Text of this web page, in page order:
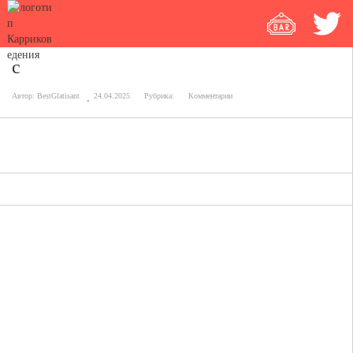
c
Автор: BestGlatisant 24.04.2025 Рубрика: Комментарии